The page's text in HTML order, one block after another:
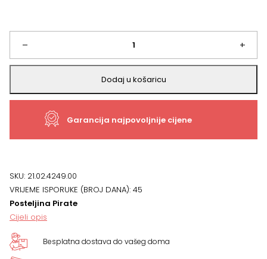
je:
115,41 €.
106,64 €.
–
Posteljina
Pirate
količina
+
Dodaj u košaricu
Garancija najpovoljnije cijene
SKU: 21.02.4249.00
VRIJEME ISPORUKE (BROJ DANA): 45
Posteljina Pirate
Cijeli opis
Besplatna dostava do vašeg doma